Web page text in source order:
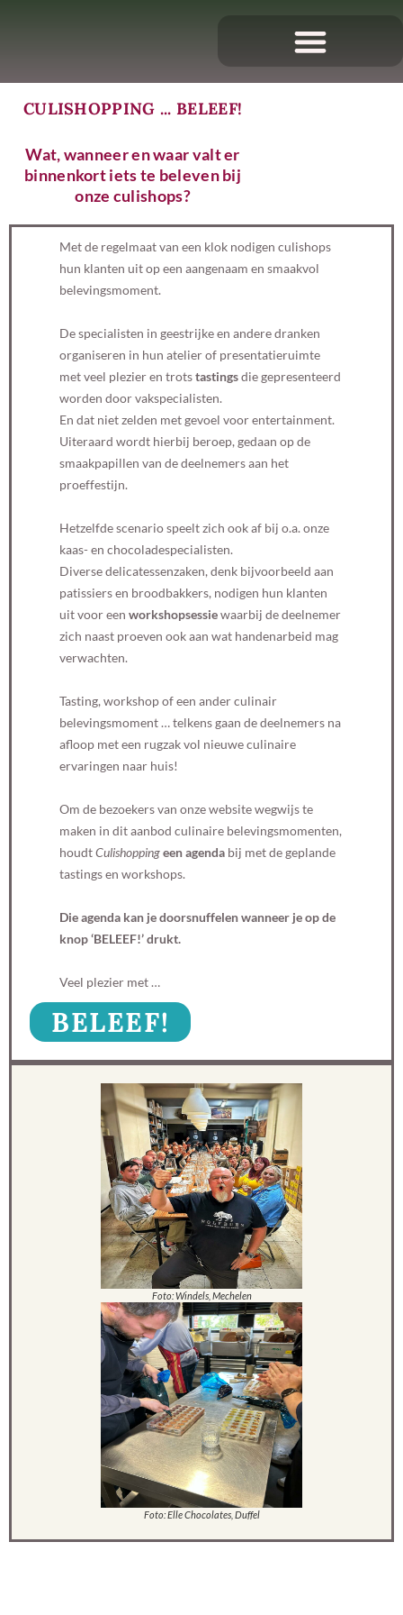
CULISHOPPING ... BELEEF!
Wat, wanneer en waar valt er
binnenkort iets te beleven bij
onze culishops?
Met de regelmaat van een klok nodigen culishops
hun klanten uit op een aangenaam en smaakvol
belevingsmoment.
De specialisten in geestrijke en andere dranken
organiseren in hun atelier of presentatieruimte
met veel plezier en trotstastingsdie gepresenteerd
worden door vakspecialisten.
En dat niet zelden met gevoel voor entertainment.
Uiteraard wordt hierbij beroep, gedaan op de
smaakpapillen van de deelnemers aan het
proeffestijn.
Hetzelfde scenario speelt zich ook af bij o.a. onze
kaas- en chocoladespecialisten.
Diverse delicatessenzaken, denk bijvoorbeeld aan
patissiers en broodbakkers, nodigen hun klanten
uit voor eenworkshopsessiewaarbij de deelnemer
zich naast proeven ook aan wat handenarbeid mag
verwachten.
Tasting, workshop of een ander culinair
belevingsmoment … telkens gaan de deelnemers na
afloop met een rugzak vol nieuwe culinaire
ervaringen naar huis!
Om de bezoekers van onze website wegwijs te
maken in dit aanbod culinaire belevingsmomenten,
houdtCulishoppingeen agenda bij met de geplande
tastings en workshops.
Die agenda kan je doorsnuffelen wanneer je op de
knop ‘BELEEF!’ drukt.
Veel plezier met …
BELEEF!
Foto: Windels, Mechelen
Foto: Elle Chocolates, Duffel